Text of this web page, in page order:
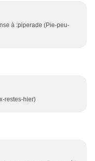
à :piperade (Pie-peu-
restes-hier)